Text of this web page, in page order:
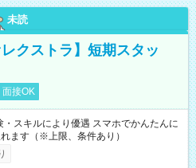
未読
クストラ】短期スタッ
面接OK
スキルにより優遇 スマホでかんたんに
ます（※上限、条件あり）